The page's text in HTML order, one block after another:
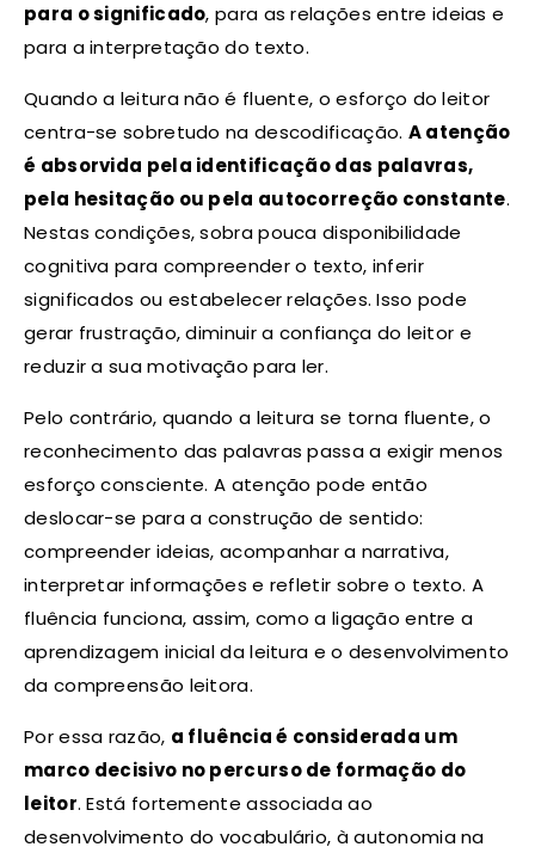
para o significado, para as relações entre ideias e
para a interpretação do texto.
Quando a leitura não é fluente, o esforço do leitor
centra-se sobretudo na descodificação. A atenção
é absorvida pela identificação das palavras,
pela hesitação ou pela autocorreção constante.
Nestas condições, sobra pouca disponibilidade
cognitiva para compreender o texto, inferir
significados ou estabelecer relações. Isso pode
gerar frustração, diminuir a confiança do leitor e
reduzir a sua motivação para ler.
Pelo contrário, quando a leitura se torna fluente, o
reconhecimento das palavras passa a exigir menos
esforço consciente. A atenção pode então
deslocar-se para a construção de sentido:
compreender ideias, acompanhar a narrativa,
interpretar informações e refletir sobre o texto. A
fluência funciona, assim, como a ligação entre a
aprendizagem inicial da leitura e o desenvolvimento
da compreensão leitora.
Por essa razão, a fluência é considerada um
marco decisivo no percurso de formação do
leitor. Está fortemente associada ao
desenvolvimento do vocabulário, à autonomia na